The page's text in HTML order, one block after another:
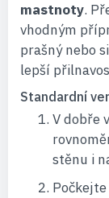
mastnoty.
vhodným
prašný nebo
lepší
Standardní
V dobře
stěnu i